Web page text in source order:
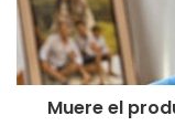
Muere el